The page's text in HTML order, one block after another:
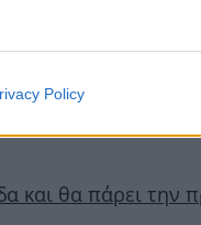
Policy
αυτό το καλοκαίρι
και θα πάρει την